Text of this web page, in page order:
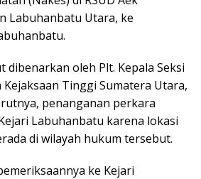
Labuhanbatu Utara, ke
dibenarkan oleh Plt. Kepala Seksi
Tinggi Sumatera Utara,
penanganan perkara
Labuhanbatu karena lokasi
di wilayah hukum tersebut.
ke Kejari